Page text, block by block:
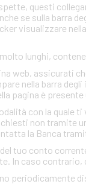
questi
se sulla barra
visualizzare
lunghi,
web, assicurati
nella barra
pagina è
con la quale
non tramite
la Banca
tuo conto
In caso
periodicamente